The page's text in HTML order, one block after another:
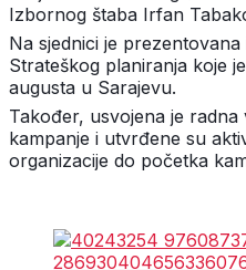
Izbornog štaba Irfan
Na sjednici je
Strateškog planiranja koje
augusta u Sarajevu.
Također, usvojena je
kampanje i utvrđene su
organizacije do početka